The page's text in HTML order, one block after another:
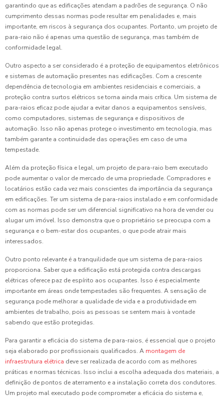
garantindo que as edificações atendam a padrões de segurança. O não
cumprimento dessas normas pode resultar em penalidades e, mais
importante, em riscos à segurança dos ocupantes. Portanto, um projeto de
para-raio não é apenas uma questão de segurança, mas também de
conformidade legal.
Outro aspecto a ser considerado é a proteção de equipamentos eletrônicos
e sistemas de automação presentes nas edificações. Com a crescente
dependência de tecnologia em ambientes residenciais e comerciais, a
proteção contra surtos elétricos se torna ainda mais crítica. Um sistema de
para-raios eficaz pode ajudar a evitar danos a equipamentos sensíveis,
como computadores, sistemas de segurança e dispositivos de
automação. Isso não apenas protege o investimento em tecnologia, mas
também garante a continuidade das operações em caso de uma
tempestade.
Além da proteção física e legal, um projeto de para-raio bem executado
pode aumentar o valor de mercado de uma propriedade. Compradores e
locatários estão cada vez mais conscientes da importância da segurança
em edificações. Ter um sistema de para-raios instalado e em conformidade
com as normas pode ser um diferencial significativo na hora de vender ou
alugar um imóvel. Isso demonstra que o proprietário se preocupa com a
segurança e o bem-estar dos ocupantes, o que pode atrair mais
interessados.
Outro ponto relevante é a tranquilidade que um sistema de para-raios
proporciona. Saber que a edificação está protegida contra descargas
elétricas oferece paz de espírito aos ocupantes. Isso é especialmente
importante em áreas onde tempestades são frequentes. A sensação de
segurança pode melhorar a qualidade de vida e a produtividade em
ambientes de trabalho, pois as pessoas se sentem mais à vontade
sabendo que estão protegidas.
Para garantir a eficácia do sistema de para-raios, é essencial que o projeto
seja elaborado por profissionais qualificados. A montagem de
infraestrutura elétrica deve ser realizada de acordo com as melhores
práticas e normas técnicas. Isso inclui a escolha adequada dos materiais, a
definição de pontos de aterramento e a instalação correta dos condutores.
Um projeto mal executado pode comprometer a eficácia do sistema e,